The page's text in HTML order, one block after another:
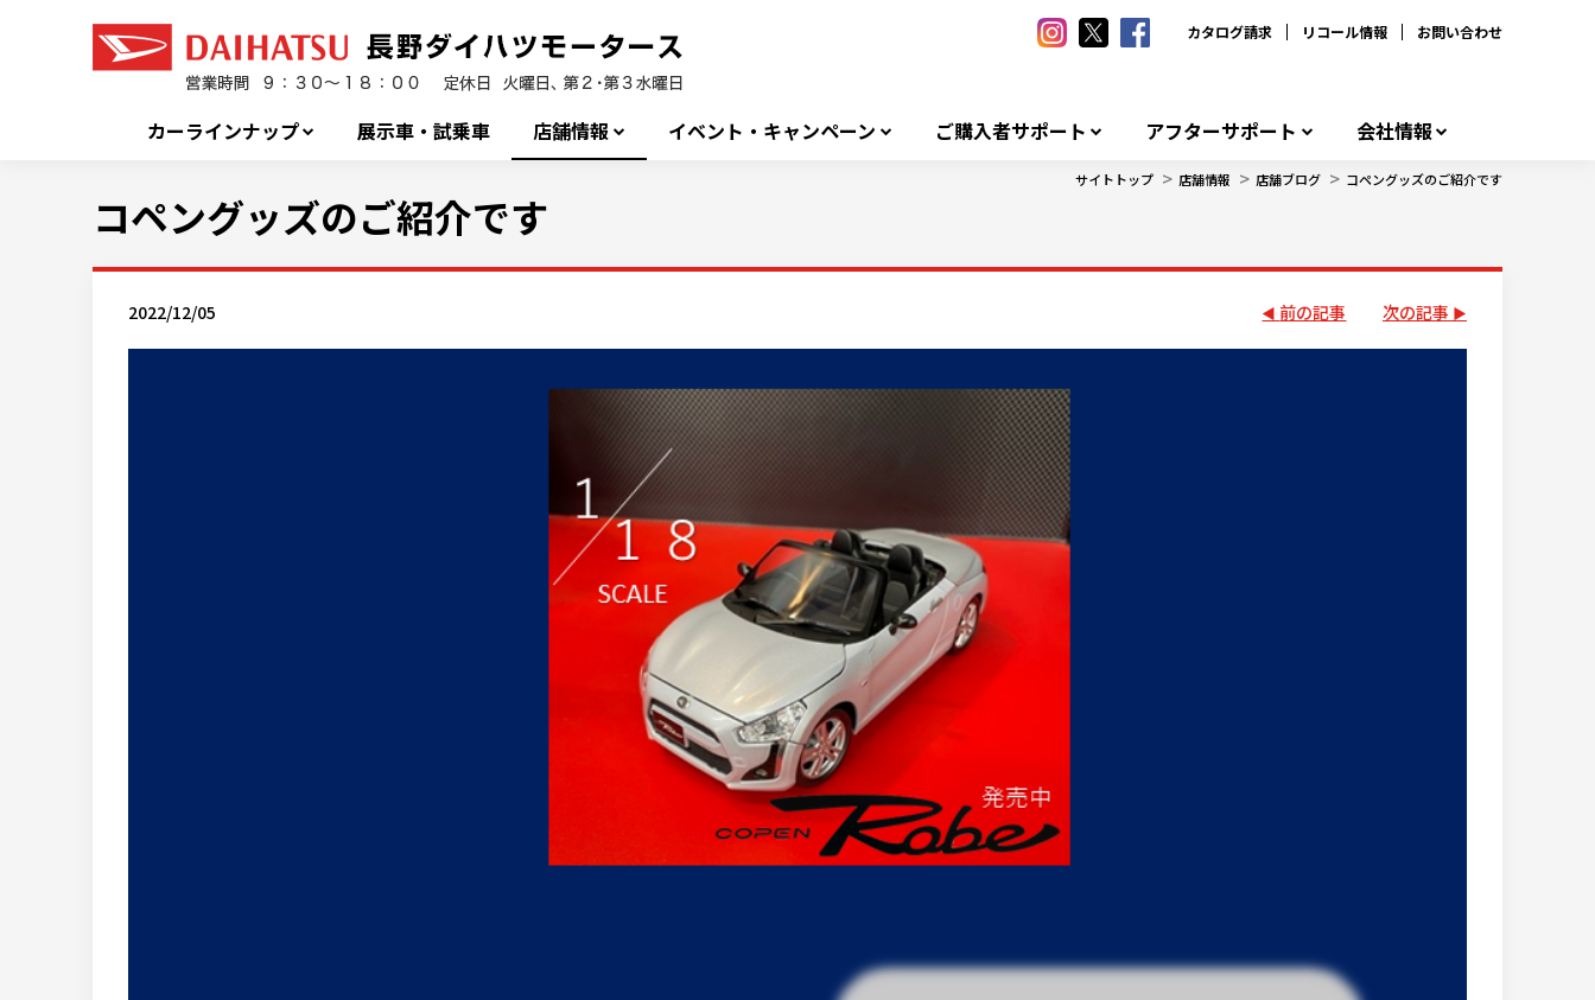
カタログ請求 リコール情報 お問い合わせ
カーラインナップ 展示車・試乗車 店舗情報 イベント・キャンペーン ご購入者サポート アフターサポート 会社情報
サイトトップ > 店舗情報 > 店舗ブログ > コペングッズのご紹介です
コペングッズのご紹介です
2022/12/05 前の記事 次の記事